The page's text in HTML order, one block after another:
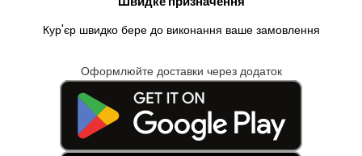
Кур'єр швидко бере до виконання ваше замовлення
Оформлюйте доставки через додаток